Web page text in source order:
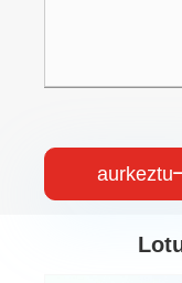
aurkeztu